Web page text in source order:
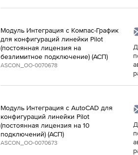
Модуль Интеграция с Компaс-График
для конфигураций линейки Pilot
(постоянная лицензия на
безлимитное подключение) (АСП)
ASCON_ОО-0070678
Модуль Интеграция с AutoCAD для
конфигураций линейки Pilot
(постоянная лицензия на 10
подключений) (АСП)
ASCON_ОО-0070673